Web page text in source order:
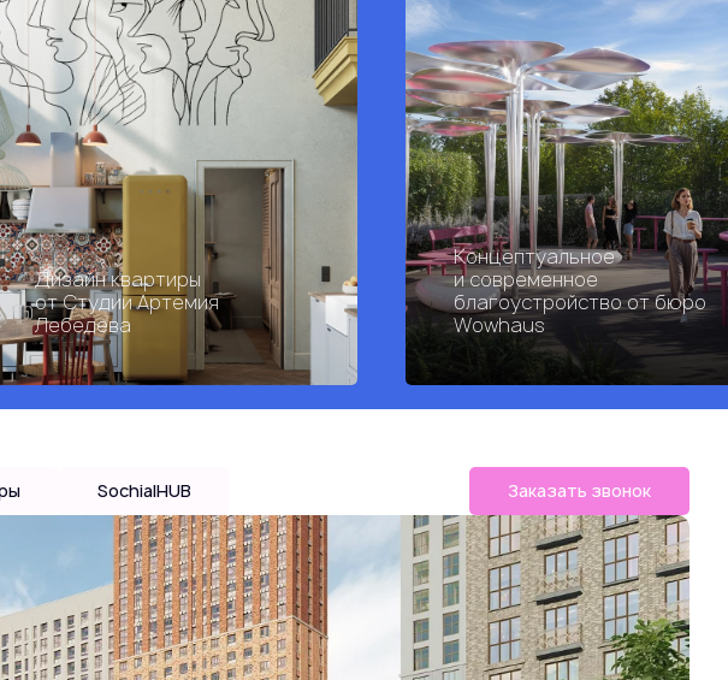
Дизайн квартиры
от Студии Артемия
Лебедева
Концептуальное
и современное
благоустройство от бюро
Wowhaus
SochialHUB Заказать звонок